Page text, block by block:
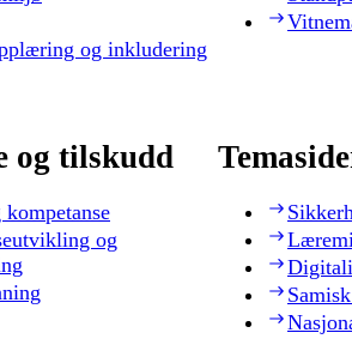
og inkludering
og tilskudd
og